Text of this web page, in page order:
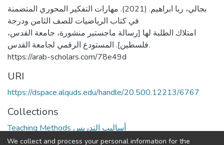
بجالي، ربا ابراهيم. (2021). مهارات التفكير المحوري المتضمنة
في كتاب الرياضيات للصف الثامن ودرجة
امتلاك الطلبة لها [رسالة ماجستير منشورة، جامعة القدس،
فلسطين]. المستودع الرقمي لجامعة القدس.
https://arab-scholars.com/78e49d
URI
https://dspace.alquds.edu/handle/20.500.12213/6767
Collections
Teaching Methods أساليب التدريس
We collect and process your personal information for the